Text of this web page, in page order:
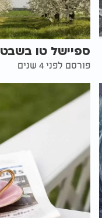
ספיישל טו בשבט
פורסם לפני 4 שנים